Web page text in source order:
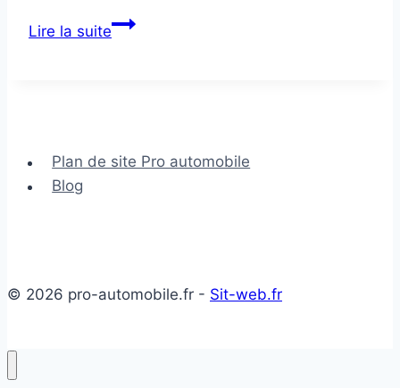
Lire la suiteEmbrayage
Plan de site Pro automobile
Blog
© 2026 pro-automobile.fr - Sit-web.fr